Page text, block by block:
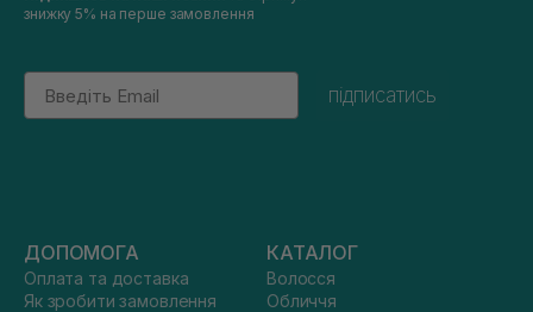
знижку 5% на перше замовлення
Email
підписатись
ДОПОМОГА
Оплата та доставка
Як зробити замовлення
КАТАЛОГ
Волосся
Обличчя